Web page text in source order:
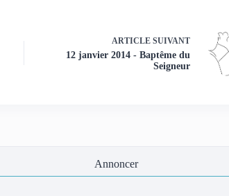
ARTICLE SUIVANT
12 janvier 2014 - Baptême du
Seigneur
Annoncer